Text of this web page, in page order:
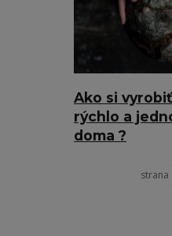
Ako si
rýchlo a
doma ?
strana